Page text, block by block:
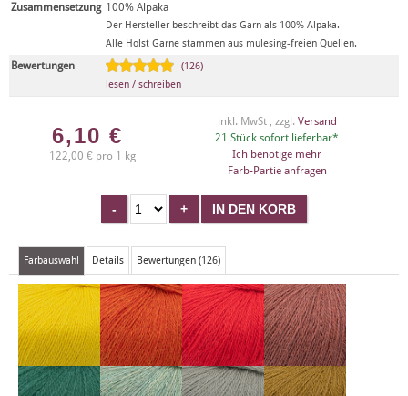
Zusammensetzung 100% Alpaka
Der Hersteller beschreibt das Garn als 100% Alpaka.
Alle Holst Garne stammen aus mulesing-freien Quellen.
Bewertungen
(126)
lesen / schreiben
6,10 €
122,00 € pro 1 kg
inkl. MwSt , zzgl. Versand
21 Stück sofort lieferbar*
Ich benötige mehr
Farb-Partie anfragen
Farbauswahl Details Bewertungen (126)